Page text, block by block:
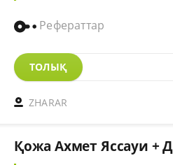
Рефераттар
ТОЛЫҚ
ZHARAR
Қожа Ахмет Ясcауи +